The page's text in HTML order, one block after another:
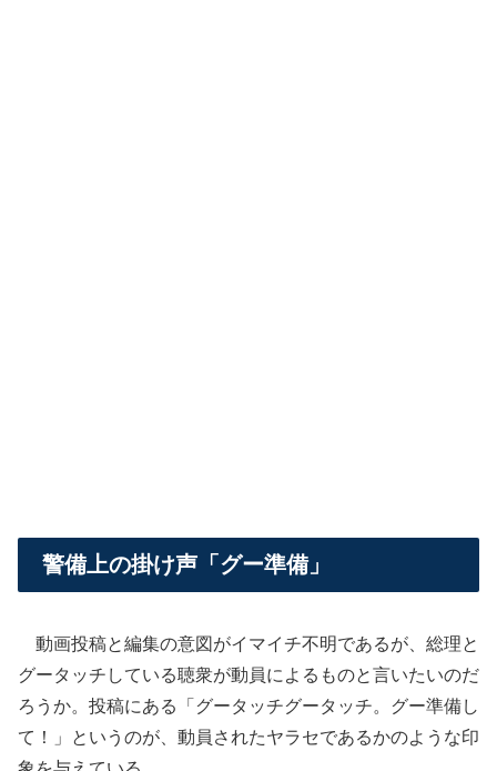
警備上の掛け声「グー準備」
動画投稿と編集の意図がイマイチ不明であるが、総理と
グータッチしている聴衆が動員によるものと言いたいのだ
ろうか。投稿にある「グータッチグータッチ。グー準備し
て！」というのが、動員されたヤラセであるかのような印